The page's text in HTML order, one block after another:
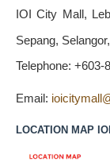
IOI City Mall,
Sepang,
Telephone: +603-
Email:
LOCATION MAP